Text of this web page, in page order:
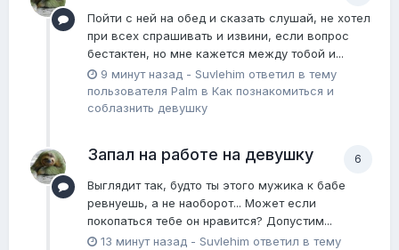
Пойти с ней на обед и сказать слушай, не хотел
при всех спрашивать и извини, если вопрос
бестактен, но мне кажется между тобой и...
9 минут назад - Suvlehim ответил в тему
пользователя Palm в Как познакомиться и
соблазнить девушку
6
Запал на работе на девушку
Выглядит так, будто ты этого мужика к бабе
ревнуешь, а не наоборот... Может если
покопаться тебе он нравится? Допустим...
13 минут назад - Suvlehim ответил в тему